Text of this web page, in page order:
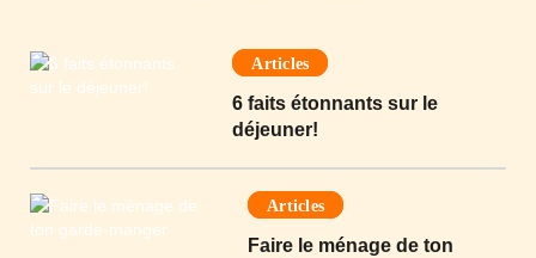
Articles
6 faits étonnants sur le
déjeuner!
Articles
Faire le ménage de ton